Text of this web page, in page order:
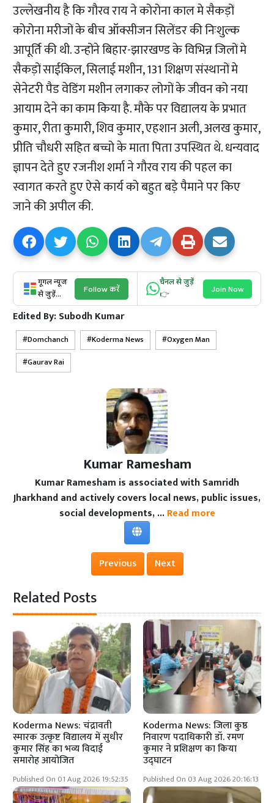
उल्लेखनीय है कि गौरव राय ने कोरोना काल मे सैकड़ों
कोरोना मरीजों के बीच ऑक्सीजन सिलेंडर की निःशुल्क
आपूर्ति की थी. उन्होंने बिहार-झारखण्ड के विभिन्न जिलों मे
सैकड़ों साईकिल, सिलाई मशीन, 131 शिक्षण संस्थानों मे
सेनेटरी पैड वेडिंग मशीन लगाकर लोगों के जीवन को नया
आयाम देने का काम किया है. मौके पर विद्यालय के प्रभात
कुमार, रीता कुमारी, शिव कुमार, एहशान अली, अलख कुमार,
प्रीति चौधरी सहित बच्चो के माता पिता उपस्थित थे. धन्यवाद
ज्ञापन देते हुए रजनीश शर्मा ने गौरव राय की पहल का
स्वागत करते हुए ऐसे कार्य को बहुत बड़े पैमाने पर किए
जाने की अपील की.
गूगल न्यूज
से जुड़ें...
Follow करें
चैनल से जुड़ें
👉
Join Now
Edited By:Subodh Kumar
Domchanch Koderma News
Oxygen Man
Gaurav Rai
Kumar Ramesham
Kumar Ramesham is associated with Samridh
Jharkhand and actively covers local news, public issues,
social developments, ... Read more
Previous Next
Related Posts
Koderma News: चंद्रावती
स्मारक उत्कृष्ट विद्यालय में सुधीर
कुमार सिंह का भव्य विदाई
समारोह आयोजित
Published On 01 Aug 2026 19:52:35
Koderma News: जिला कुष्ठ
निवारण पदाधिकारी डॉ. रमण
कुमार ने प्रशिक्षण का किया
उद्घाटन
Published On 03 Aug 2026 20:16:13